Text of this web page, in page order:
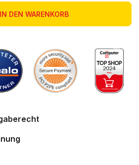
IN DEN WARENKORB